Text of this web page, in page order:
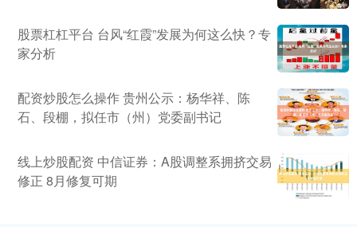
股票杠杠平台 台风“红霞”发展为何这么快？专
家分析
配资炒股怎么操作 贵州公示：杨华祥、陈
石、段棚，拟任市（州）党委副书记
线上炒股配资 中信证券：A股调整系拥挤交易
修正 8月修复可期